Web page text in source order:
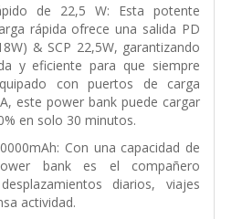
de 22,5 W: Esta potente
rápida ofrece una salida PD
& SCP 22,5W, garantizando
y eficiente para que siempre
con puertos de carga
este power bank puede cargar
en solo 30 minutos.
Con una capacidad de
bank es el compañero
diarios, viajes
actividad.